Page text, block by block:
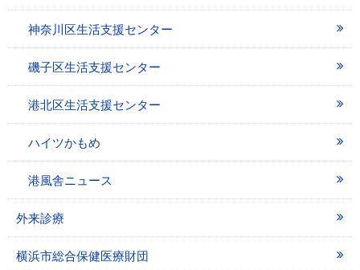
神奈川区生活支援センター
磯子区生活支援センター
港北区生活支援センター
ハイツかもめ
港風舎ニュース
外来診療
横浜市総合保健医療財団